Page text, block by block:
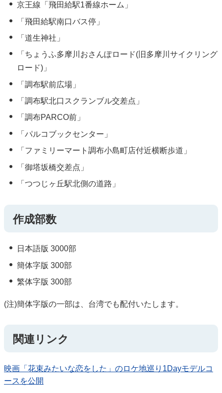
京王線「飛田給駅1番線ホーム」
「飛田給駅南口バス停」
「道生神社」
「ちょうふ多摩川おさんぽロード(旧多摩川サイクリング
ロード)」
「調布駅前広場」
「調布駅北口スクランブル交差点」
「調布PARCO前」
「パルコブックセンター」
「ファミリーマート調布小島町店付近横断歩道」
「御塔坂橋交差点」
「つつじヶ丘駅北側の道路」
作成部数
日本語版 3000部
簡体字版 300部
繁体字版 300部
(注)簡体字版の一部は、台湾でも配付いたします。
関連リンク
映画「花束みたいな恋をした」のロケ地巡り1Dayモデルコ
ースを公開